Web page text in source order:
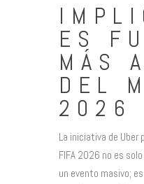
ES
MÁS
DEL
2026
La iniciativa de Uber
FIFA 2026 no es
un evento masivo;